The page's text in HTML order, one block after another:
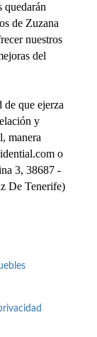
quedarán
de Zuzana
nuestros
del
que ejerza
y
manera
o
3, 38687 -
De Tenerife)